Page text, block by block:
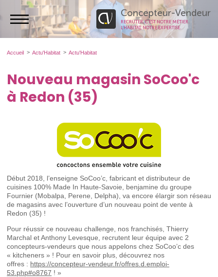
Concepteur-Vendeur
RECRUTER, C’EST NOTRE MÉTIER.
L’HABITAT, NOTRE EXPERTISE.
Accueil Actu'Habitat Actu'Habitat
Nouveau magasin SoCoo'c
à Redon (35)
Début 2018, l’enseigne SoCoo’c, fabricant et distributeur de
cuisines 100% Made In Haute-Savoie, benjamine du groupe
Fournier (Mobalpa, Perene, Delpha), va encore élargir son réseau
de magasins avec l’ouverture d’un nouveau point de vente à
Redon (35) !
Pour réussir ce nouveau challenge, nos franchisés, Thierry
Marchal et Anthony Levesque, recrutent leur équipe avec 2
concepteurs-vendeurs que nous appelons chez SoCoo’c des
« kitcheners » ! Pour en savoir plus, découvrez nos
offres : https://concepteur-vendeur.fr/offres.d.emploi-
53.php#o8767 ! »